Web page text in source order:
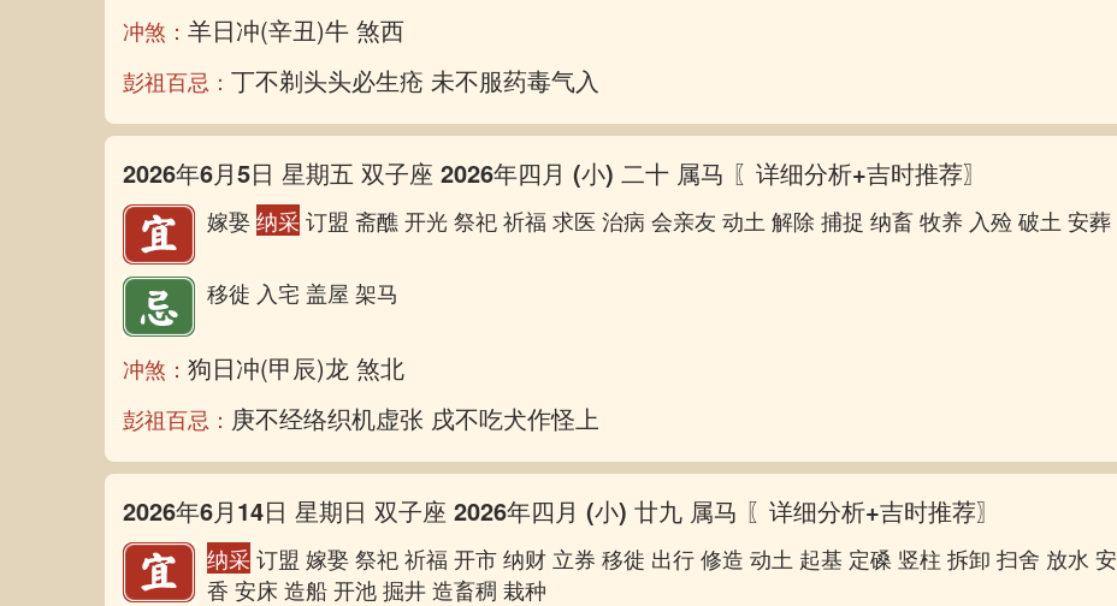
冲煞： 羊日冲(辛丑)牛 煞西
彭祖百忌： 丁不剃头头必生疮 未不服药毒气入肠
2026年6月5日 星期五 双子座 2026年四月 (小) 二十 属马 〖详细分析+吉时推荐〗
嫁娶纳采订盟 斋醮 开光 祭祀 祈福 求医 治病 会亲友 动土 解除 捕捉 纳畜 牧养 入殓 破土 安葬
移徙 入宅 盖屋 架马
冲煞： 狗日冲(甲辰)龙 煞北
彭祖百忌： 庚不经络织机虚张 戌不吃犬作怪上床
2026年6月14日 星期日 双子座 2026年四月 (小) 廿九 属马 〖详细分析+吉时推荐〗
纳采订盟 嫁娶 祭祀 祈福 开市 纳财 立券 移徙 出行 修造 动土 起基 定磉 竖柱 拆卸 扫舍 放水 安
香 安床 造船 开池 掘井 造畜稠 栽种